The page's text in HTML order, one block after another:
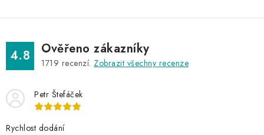
4.8 Ověřeno zákazníky
1719 recenzí. Zobrazit všechny recenze
Petr Štefáček
Rychlost dodání